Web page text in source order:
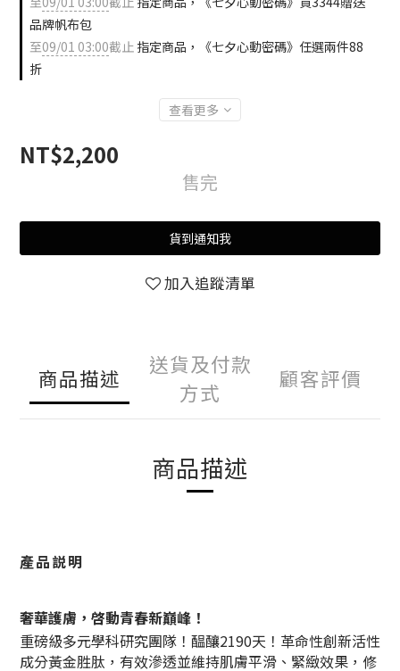
品牌帆布包
至09/01 03:00截止 指定商品，《七夕心動密碼》任選兩件88
折
查看更多
NT$2,200
售完
貨到通知我
加入追蹤清單
商品描述
送貨及付款
方式
顧客評價
商品描述
產品説明
奢華護膚，啓動青春新巔峰！
重磅級多元學科研究團隊！醖釀2190天！革命性創新活性
成分黃金胜肽，有效滲透並維持肌膚平滑、緊緻效果，修